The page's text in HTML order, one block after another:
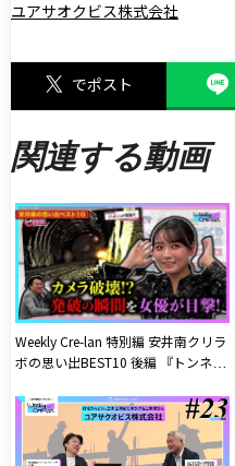
ユアサオクビス株式会社
でポスト
関連する動画
Weekly Cre-lan 特別編 安井南クリラ
ボの思い出BEST10 後編 『トンネル
台犠牲にした貴重映像を見逃すな!』
【安井南】